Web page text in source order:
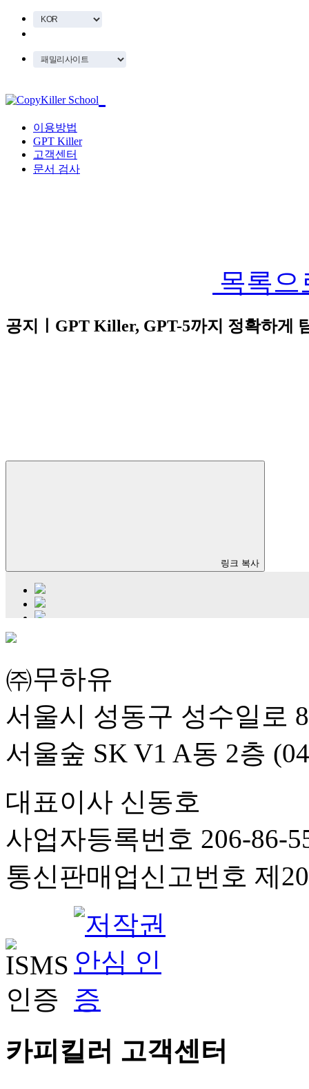
이용방법
GPT Killer
고객센터
문서 검사
목록으
공지ㅣGPT Killer, GPT-5까지 정확하게
링크 복사
㈜무하유
서울시 성동구 성수일로
서울숲 SK V1 A동 2층
대표이사 신동호
사업자등록번호 206-86-
통신판매업신고번호 제
카피킬러 고객센터